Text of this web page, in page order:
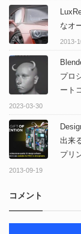
なオ
2013-
プロ
ート
2023-03-30
出来
プリ
2013-09-19
コメント